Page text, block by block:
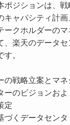
ポジションは、
キャパシティ計
ークホルダーの
、楽天のデータ
。
の戦略立案とマネ
ーのビジョンおよ
定
づくデータセンタ